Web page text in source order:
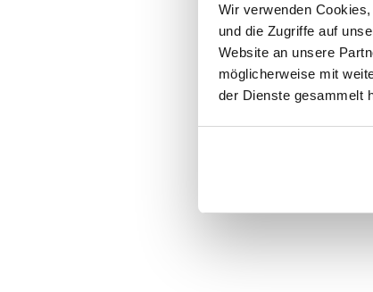
Wir verwenden
und die Zugriffe auf
Website an unsere
möglicherweise mit
der Dienste gesammelt